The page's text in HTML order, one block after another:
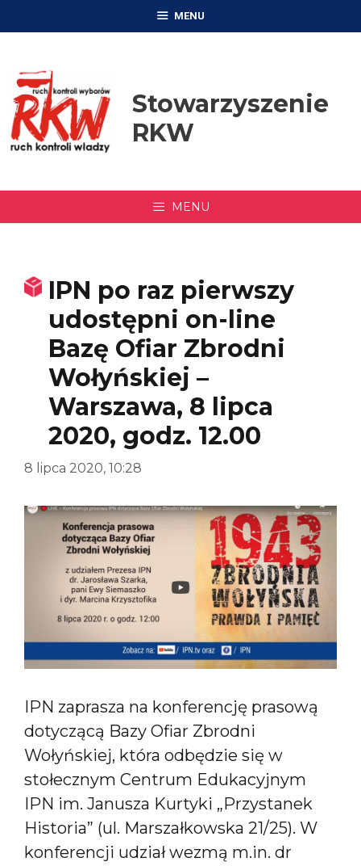
MENU
Stowarzyszenie
RKW
MENU
IPN po raz pierwszy
udostępni on-line
Bazę Ofiar Zbrodni
Wołyńskiej –
Warszawa, 8 lipca
2020, godz. 12.00
8 lipca 2020, 10:28
IPN zaprasza na konferencję prasową
dotyczącą Bazy Ofiar Zbrodni
Wołyńskiej, która odbędzie się w
stołecznym Centrum Edukacyjnym
IPN im. Janusza Kurtyki „Przystanek
Historia” (ul. Marszałkowska 21/25). W
konferencji udział wezmą m.in. dr